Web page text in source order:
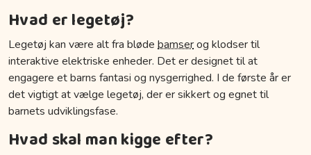
Hvad er legetøj?
Legetøj kan være alt fra bløde bamserog klodser til
interaktive elektriske enheder. Det er designet til at
engagere et barns fantasi og nysgerrighed. I de første år er
det vigtigt at vælge legetøj, der er sikkert og egnet til
barnets udviklingsfase.
Hvad skal man kigge efter?